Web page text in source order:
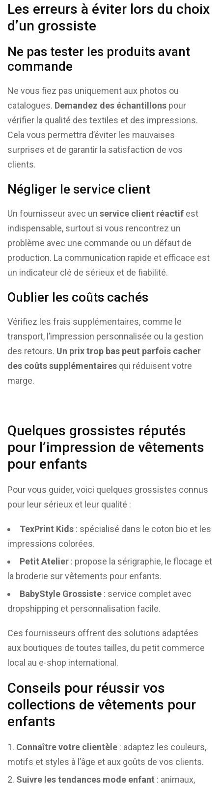
Les erreurs à éviter lors du choix
d’un grossiste
Ne pas tester les produits avant
commande
Ne vous fiez pas uniquement aux photos ou
catalogues. Demandez des échantillons pour
vérifier la qualité des textiles et des impressions.
Cela vous permettra d’éviter les mauvaises
surprises et de garantir la satisfaction de vos
clients.
Négliger le service client
Un fournisseur avec un service client réactif est
indispensable, surtout si vous rencontrez un
problème avec une commande ou un défaut de
production. La communication rapide et efficace est
un indicateur clé de sérieux et de fiabilité.
Oublier les coûts cachés
Vérifiez les frais supplémentaires, comme le
transport, l’impression personnalisée ou la gestion
des retours. Un prix trop bas peut parfois cacher
des coûts supplémentaires qui réduisent votre
marge.
Quelques grossistes réputés
pour l’impression de vêtements
pour enfants
Pour vous guider, voici quelques grossistes connus
pour leur sérieux et leur qualité :
TexPrint Kids : spécialisé dans le coton bio et les
impressions colorées.
Petit Atelier : propose la sérigraphie, le flocage et
la broderie sur vêtements pour enfants.
BabyStyle Grossiste : service complet avec
dropshipping et personnalisation facile.
Ces fournisseurs offrent des solutions adaptées
aux boutiques de toutes tailles, du petit commerce
local au e-shop international.
Conseils pour réussir vos
collections de vêtements pour
enfants
Connaître votre clientèle : adaptez les couleurs,
motifs et styles à l’âge et aux goûts de vos clients.
Suivre les tendances mode enfant : animaux,